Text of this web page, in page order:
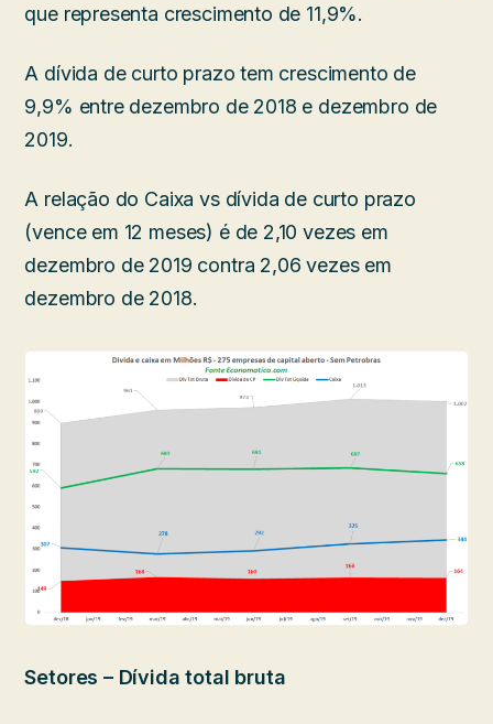
que representa crescimento de 11,9%.
A dívida de curto prazo tem crescimento de
9,9% entre dezembro de 2018 e dezembro de
2019.
A relação do Caixa vs dívida de curto prazo
(vence em 12 meses) é de 2,10 vezes em
dezembro de 2019 contra 2,06 vezes em
dezembro de 2018.
Setores – Dívida total bruta